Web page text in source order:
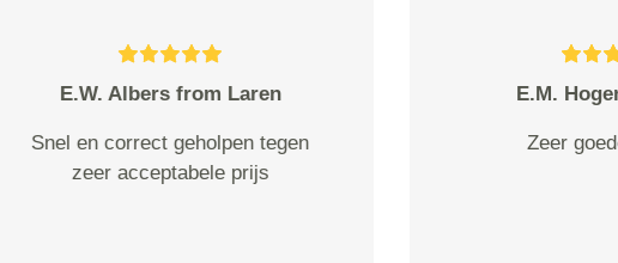
r. steenman from Hilversum
Prima goede communicatie en
service voor herhaling vatbaar
Dina
perfecte en